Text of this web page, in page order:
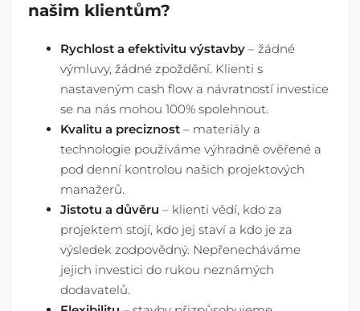
našim klientům?
Rychlost a efektivitu výstavby – žádné
výmluvy, žádné zpoždění. Klienti s
nastaveným cash flow a návratností investice
se na nás mohou 100% spolehnout.
Kvalitu a preciznost – materiály a
technologie používáme výhradně ověřené a
pod denní kontrolou našich projektových
manažerů.
Jistotu a důvěru – klienti vědí, kdo za
projektem stojí, kdo jej staví a kdo je za
výsledek zodpovědný. Nepřenecháváme
jejich investici do rukou neznámých
dodavatelů.